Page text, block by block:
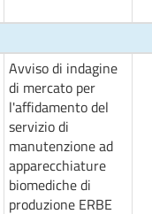
Avviso di indagine
di mercato per
l'affidamento del
servizio di
manutenzione ad
apparecchiature
biomediche di
produzione ERBE